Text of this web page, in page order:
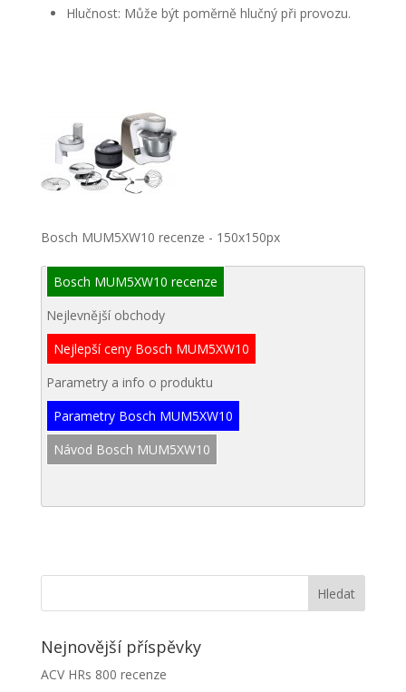
Hlučnost: Může být poměrně hlučný při provozu.
Bosch MUM5XW10 recenze - 150x150px
Bosch MUM5XW10 recenze
Nejlevnější obchody
Nejlepší ceny Bosch MUM5XW10
Parametry a info o produktu
Parametry Bosch MUM5XW10
Návod Bosch MUM5XW10
Nejnovější příspěvky
ACV HRs 800 recenze